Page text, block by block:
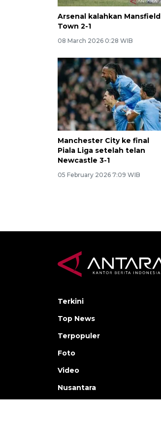
Arsenal kalahkan Mansfield
Town 2-1
08 March 2026 0:28 WIB
Manchester City ke final
Piala Liga setelah telan
Newcastle 3-1
05 February 2026 7:09 WIB
Terkini
Top News
Terpopuler
Foto
Video
Nusantara